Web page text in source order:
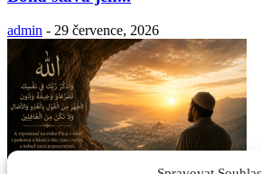
admin - 29 července, 2026